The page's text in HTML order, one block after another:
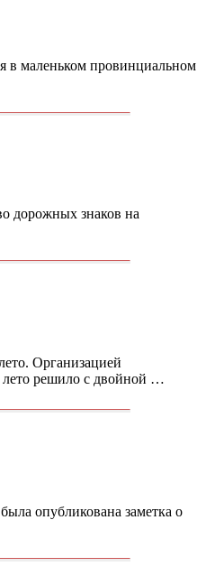
в маленьком провинциальном
дорожных знаков на
Организацией
лето решило с двойной …
опубликована заметка о